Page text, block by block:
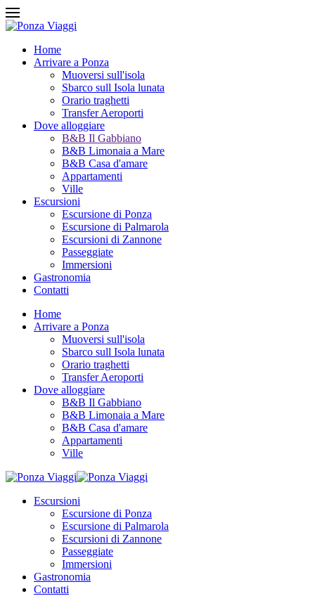
Home
Arrivare a Ponza
Muoversi sull'isola
Sbarco sull Isola lunata
Orario traghetti
Transfer Aeroporti
Dove alloggiare
B&B Il Gabbiano
B&B Limonaia a Mare
B&B Casa d'amare
Appartamenti
Ville
Escursioni
Escursione di Ponza
Escursione di Palmarola
Escursioni di Zannone
Passeggiate
Immersioni
Gastronomia
Contatti
Home
Arrivare a Ponza
Muoversi sull'isola
Sbarco sull Isola lunata
Orario traghetti
Transfer Aeroporti
Dove alloggiare
B&B Il Gabbiano
B&B Limonaia a Mare
B&B Casa d'amare
Appartamenti
Ville
Escursioni
Escursione di Ponza
Escursione di Palmarola
Escursioni di Zannone
Passeggiate
Immersioni
Gastronomia
Contatti